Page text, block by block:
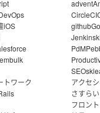
iOS
embulk
トワーク
advent
CircleCI
githubGo
Jenkins
PdM
SEO
アクセ
さすら
フロン